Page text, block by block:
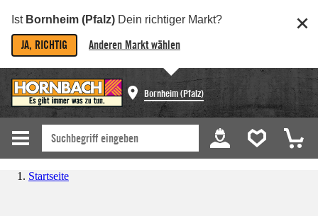
Ist Bornheim (Pfalz) Dein richtiger Markt?
JA, RICHTIG Anderen Markt wählen
Bornheim (Pfalz)
Startseite